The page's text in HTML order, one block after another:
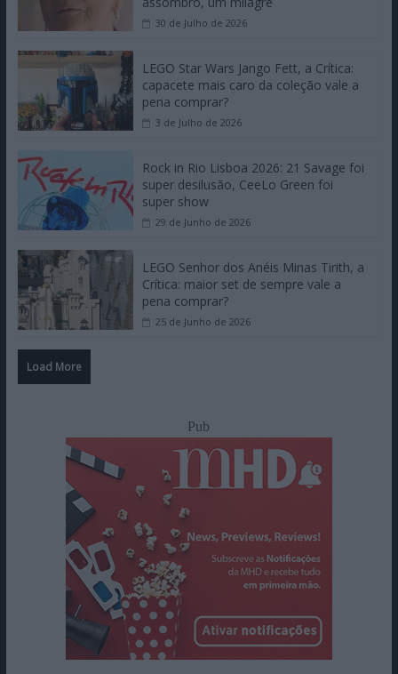
30 de Julho de 2026
LEGO Star Wars Jango Fett, a Crítica:
capacete mais caro da coleção vale a
pena comprar?
3 de Julho de 2026
Rock in Rio Lisboa 2026: 21 Savage foi
super desilusão, CeeLo Green foi
super show
29 de Junho de 2026
LEGO Senhor dos Anéis Minas Tirith, a
Crítica: maior set de sempre vale a
pena comprar?
25 de Junho de 2026
Load More
Pub